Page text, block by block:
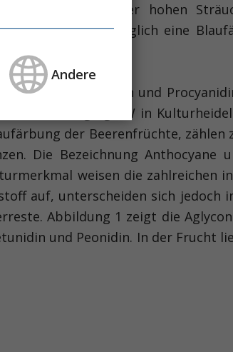
bis zu zwei Meter hohen
lediglich eine
Säuren, Flavonolen und
und 5,0 g/kg FW in
der Beerenfrüchte, zählen
Die Bezeichnung Anthocyane
weisen die zahlreichen
auf, unterscheiden sich jedoch
Abbildung 1 zeigt die
und Peonidin. In der Frucht
Andere